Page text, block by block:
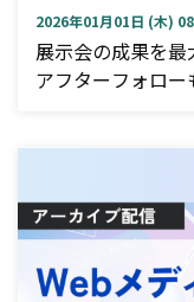
2026年01月01日 (木)
展示会の成果を
アフターフォロー